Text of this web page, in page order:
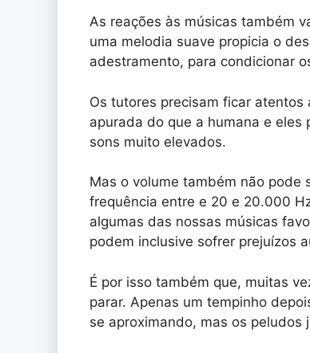
As reações às músicas também
uma melodia suave propicia o
adestramento, para condicionar
Os tutores precisam ficar
apurada do que a humana e
sons muito elevados.
Mas o volume também não pode
frequência entre e 20 e 20.000
algumas das nossas músicas
podem inclusive sofrer prejuízos
É por isso também que, muitas
parar. Apenas um tempinho
se aproximando, mas os